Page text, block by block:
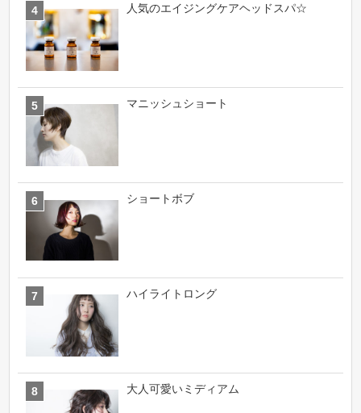
人気のエイジングケアヘッドスパ☆
マニッシュショート
ショートボブ
ハイライトロング
大人可愛いミディアム